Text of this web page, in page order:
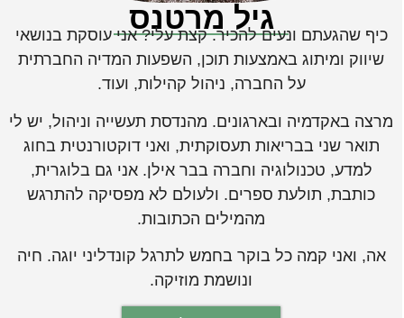
גיל מרטנס
שהגעתם ונעים להכיר. קצת עלי? אני עוסקת בנושאי
שיווק ומיתוג באמצעות תוכן, השפעות המדיה החברתית
על החברה, ניהול קהילות, ועוד.
באקדמיה ובארגונים. מהנדסת תעשייה וניהול, יש לי
תואר שני בבריאות תעסוקתית, ואני דוקטורנטית בחוג
למדע, טכנולוגיה וחברה בבר אילן. אני גם בלוגרית,
כותבת, תולעת ספרים. ולעולם לא מפסיקה להתרגש
מהמילים הכתובות.
אה, ואני קמה כל בוקר בחמש לתרגל קונדליני יוגה. חיה
ונושמת מוזיקה.